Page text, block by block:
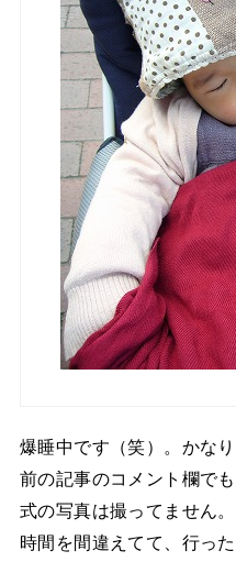
爆睡中です（笑）。かな
前の記事のコメント欄で
式の写真は撮ってません。
時間を間違えてて、行っ